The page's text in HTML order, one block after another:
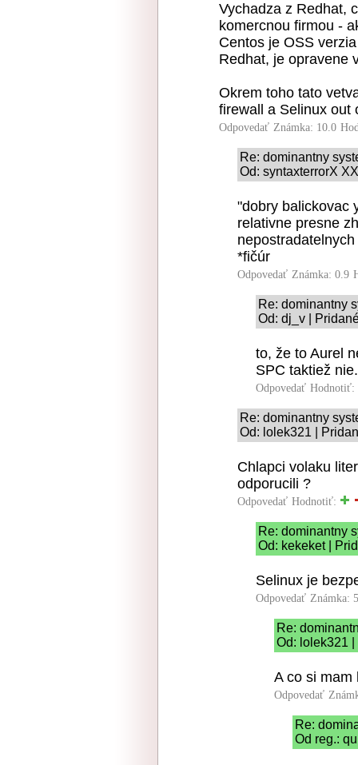
Vychadza z Redhat,
komercnou firmou -
Centos je OSS
Redhat, je opravene
Okrem toho tato
firewall a Selinux out
Odpovedať Známka: 10.0
Re: dominantny
Od: syntaxterrorX
"dobry balickovac
relativne presne
*fičúr
Odpovedať Známka: 0.9
Re: dominantny
Od: dj_v |
to, že to Aurel
SPC taktiež nie.
Odpovedať Hodnotiť:
Re: dominantny
Od: lolek321 |
Chlapci volaku
odporucili ?
Odpovedať Hodnotiť:
Re: dominantny
Od: kekeket |
Selinux je
Odpovedať Známka:
Re:
Od: lolek321
A co si mam
Odpovedať
Re:
Od reg.: